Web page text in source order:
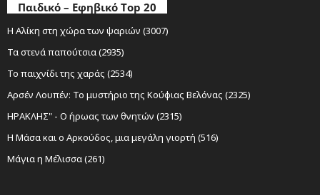
Παιδικό – Εφηβικό Top 20
Η Αλίκη στη χώρα των ψαριών (3007)
Τα στενά παπούτσια (2935)
Το παιχνίδι της χαράς (2534)
Αρσέν Λουπέν: Το μυστήριο της Κούφιας Βελόνας (2325)
ΗΡΑΚΛΗΣ" - Ο ήρωας των θνητών (2315)
Η Μάσα και ο Αρκούδος, μια μεγάλη γιορτή (516)
Μάγια η Μέλισσα (261)